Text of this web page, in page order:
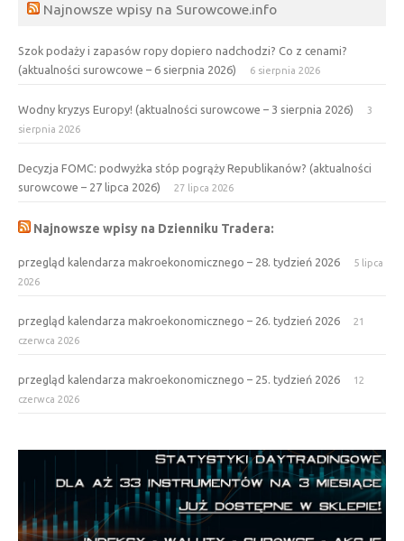
Najnowsze wpisy na Surowcowe.info
Szok podaży i zapasów ropy dopiero nadchodzi? Co z cenami?
(aktualności surowcowe – 6 sierpnia 2026)
6 sierpnia 2026
Wodny kryzys Europy! (aktualności surowcowe – 3 sierpnia 2026)
3
sierpnia 2026
Decyzja FOMC: podwyżka stóp pogrąży Republikanów? (aktualności
surowcowe – 27 lipca 2026)
27 lipca 2026
Najnowsze wpisy na Dzienniku Tradera:
przegląd kalendarza makroekonomicznego – 28. tydzień 2026
5 lipca
2026
przegląd kalendarza makroekonomicznego – 26. tydzień 2026
21
czerwca 2026
przegląd kalendarza makroekonomicznego – 25. tydzień 2026
12
czerwca 2026